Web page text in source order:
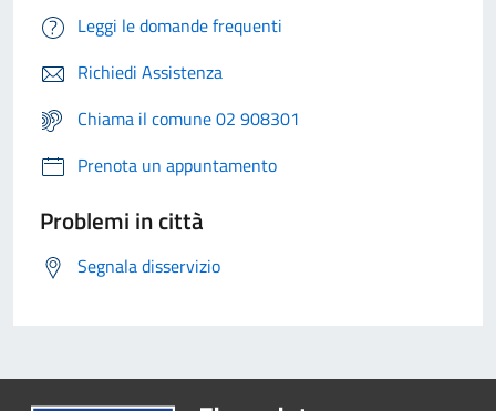
Leggi le domande frequenti
Richiedi Assistenza
Chiama il comune 02 908301
Prenota un appuntamento
Problemi in città
Segnala disservizio